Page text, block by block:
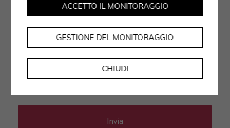
Autorizzo il trattamento dei dati secondo
l'informativa privacy policy.
CHIUDI
GESTIONE DEL MONITORAGGIO
ACCETTO IL MONITORAGGIO